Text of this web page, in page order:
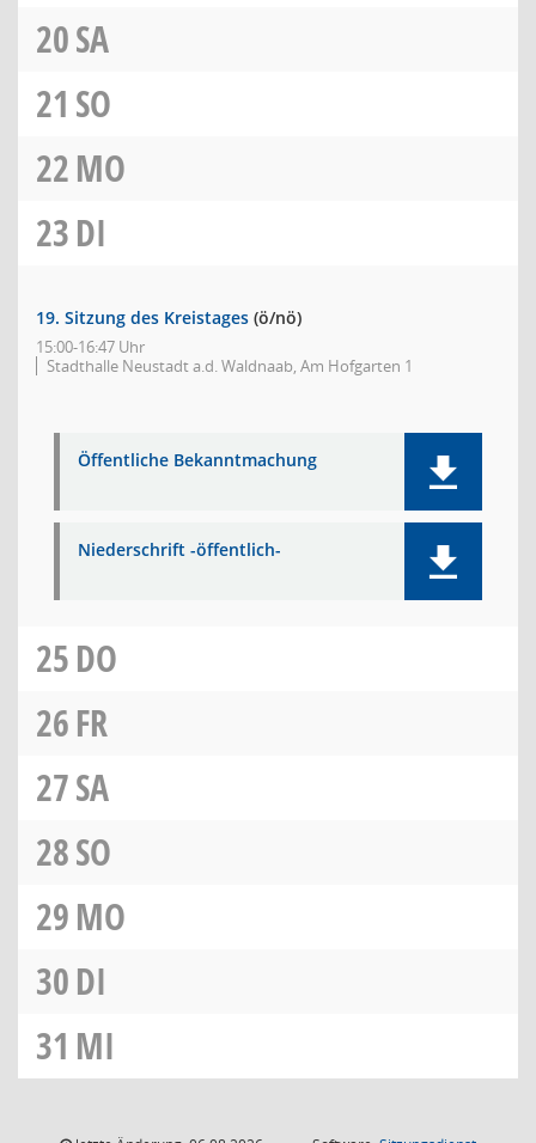
20SA
21 SO
22MO
23DI
19. Sitzung des Kreistages (ö/nö)
15:00-16:47 Uhr
Stadthalle Neustadt a.d. Waldnaab, Am Hofgarten 1
Öffentliche Bekanntmachung
Niederschrift -öffentlich-
25DO
26FR
27SA
28SO
29MO
30DI
31 MI